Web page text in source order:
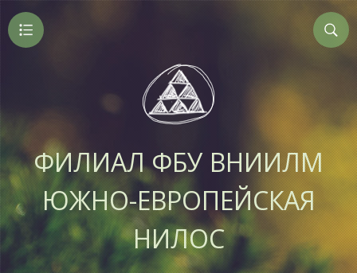
ФИЛИАЛ ФБУ ВНИИЛМ
ЮЖНО-ЕВРОПЕЙСКАЯ
НИЛОС